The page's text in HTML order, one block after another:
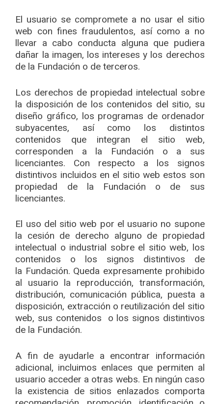
El usuario se compromete a no usar el sitio
web con fines fraudulentos, así como a no
llevar a cabo conducta alguna que pudiera
dañar la imagen, los intereses y los derechos
de la Fundación o de terceros.
Los derechos de propiedad intelectual sobre
la disposición de los contenidos del sitio, su
diseño gráfico, los programas de ordenador
subyacentes, así como los distintos
contenidos que integran el sitio web,
corresponden a la Fundación o a sus
licenciantes. Con respecto a los signos
distintivos incluidos en el sitio web estos son
propiedad de la Fundación o de sus
licenciantes.
El uso del sitio web por el usuario no supone
la cesión de derecho alguno de propiedad
intelectual o industrial sobre el sitio web, los
contenidos o los signos distintivos de
la Fundación. Queda expresamente prohibido
al usuario la reproducción, transformación,
distribución, comunicación pública, puesta a
disposición, extracción o reutilización del sitio
web, sus contenidos o los signos distintivos
de la Fundación.
A fin de ayudarle a encontrar información
adicional, incluimos enlaces que permiten al
usuario acceder a otras webs. En ningún caso
la existencia de sitios enlazados comporta